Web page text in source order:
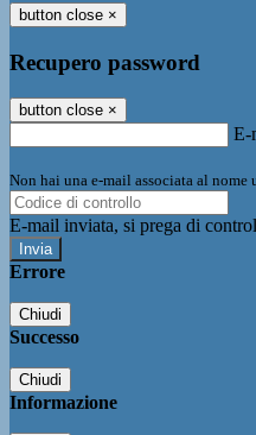
button close ×
Recupero password
button close ×
E-
Non hai una e-mail associata al
E-mail inviata, si prega di
Errore
Chiudi
Successo
Chiudi
Informazione